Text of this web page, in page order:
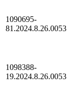
1090695-
81.2024.8.26.0053
1098388-
19.2024.8.26.0053